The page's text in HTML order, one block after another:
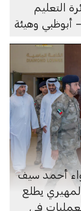
التعليم
أبوظبي وهيئة
تفتيشية
لأكثر من 480 مدرسة
مستويات
معايير
المؤسسات
للدائرة
أحمد سيف
يطلع
في